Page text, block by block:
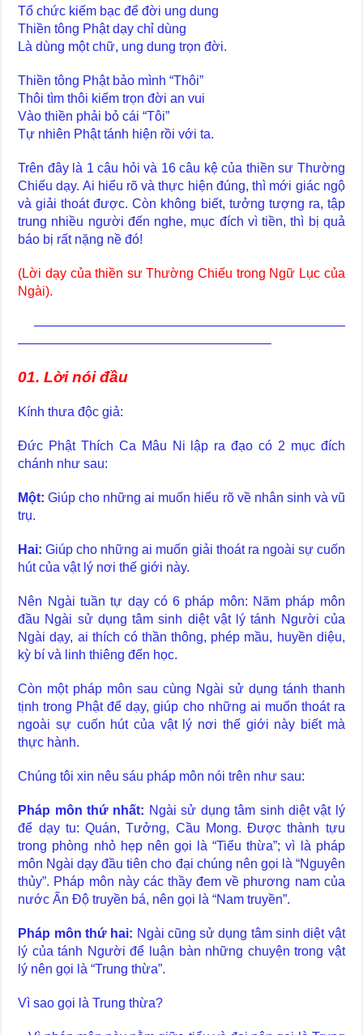
Tổ chức kiếm bạc để đời ung dung
Thiền tông Phật dạy chỉ dùng
Là dùng một chữ, ung dung trọn đời.
Thiền tông Phật bảo mình “Thôi”
Thôi tìm thôi kiếm trọn đời an vui
Vào thiền phải bỏ cái “Tôi”
Tự nhiên Phật tánh hiện rồi với ta.
Trên đây là 1 câu hỏi và 16 câu kệ của thiền sư Thường
Chiếu dạy. Ai hiểu rõ và thực hiện đúng, thì mới giác ngộ
và giải thoát được. Còn không biết, tưởng tượng ra, tập
trung nhiều người đến nghe, mục đích vì tiền, thì bị quả
báo bị rất nặng nề đó!
(Lời dạy của thiền sư Thường Chiếu trong Ngữ Lục của
Ngài).
————————————————————————
———————————————————–
01. Lời nói đầu
Kính thưa độc giả:
Đức Phật Thích Ca Mâu Ni lập ra đạo có 2 mục đích
chánh như sau:
Một: Giúp cho những ai muốn hiểu rõ về nhân sinh và vũ
trụ.
Hai: Giúp cho những ai muốn giải thoát ra ngoài sự cuốn
hút của vật lý nơi thế giới này.
Nên Ngài tuần tự dạy có 6 pháp môn: Năm pháp môn
đầu Ngài sử dụng tâm sinh diệt vật lý tánh Người của
Ngài dạy, ai thích có thần thông, phép mầu, huyền diệu,
kỳ bí và linh thiêng đến học.
Còn một pháp môn sau cùng Ngài sử dụng tánh thanh
tịnh trong Phật để dạy, giúp cho những ai muốn thoát ra
ngoài sự cuốn hút của vật lý nơi thế giới này biết mà
thực hành.
Chúng tôi xin nêu sáu pháp môn nói trên như sau:
Pháp môn thứ nhất: Ngài sử dụng tâm sinh diệt vật lý
để dạy tu: Quán, Tưởng, Cầu Mong. Được thành tựu
trong phòng nhỏ hẹp nên gọi là “Tiểu thừa”; vì là pháp
môn Ngài dạy đầu tiên cho đại chúng nên gọi là “Nguyên
thủy”. Pháp môn này các thầy đem về phương nam của
nước Ấn Độ truyền bá, nên gọi là “Nam truyền”.
Pháp môn thứ hai: Ngài cũng sử dụng tâm sinh diệt vật
lý của tánh Người để luận bàn những chuyện trong vật
lý nên gọi là “Trung thừa”.
Vì sao gọi là Trung thừa?